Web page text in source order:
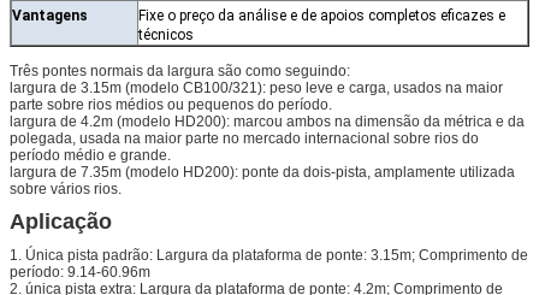
Vantagens
Fixe o preço da análise e de apoios completos eficazes e
técnicos
Três pontes normais da largura são como seguindo:
largura de 3.15m (modelo CB100/321): peso leve e carga, usados na maior
parte sobre rios médios ou pequenos do período.
largura de 4.2m (modelo HD200): marcou ambos na dimensão da métrica e da
polegada, usada na maior parte no mercado internacional sobre rios do
período médio e grande.
largura de 7.35m (modelo HD200): ponte da dois-pista, amplamente utilizada
sobre vários rios.
Aplicação
1. Única pista padrão: Largura da plataforma de ponte: 3.15m; Comprimento de
período: 9.14-60.96m
2. única pista extra: Largura da plataforma de ponte: 4.2m; Comprimento de